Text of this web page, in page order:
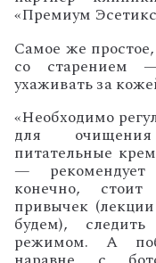
«Премиум
Самое же
со старением
ухаживать за
«Необходимо
для
питательные
—
конечно,
привычек
будем),
режимом. А